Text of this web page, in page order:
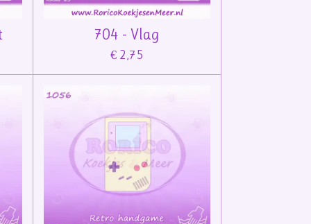
704 - Vlag
€ 2,75